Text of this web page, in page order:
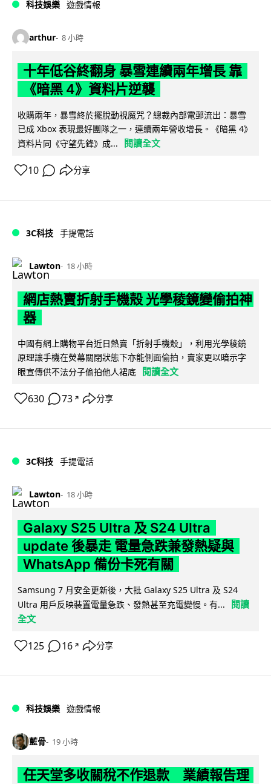
科技娛樂 遊戲情報
arthur 8 小時
十年低谷終翻身 暴雪連續兩年增長 靠
《暗黑 4》資料片逆襲
收購兩年，暴雪終於擺脫動視魔咒？總裁內部電郵流出：暴雪
已成 Xbox 表現最好團隊之一，連續兩年營收增長。《暗黑 4》
資料片同《守望先鋒》成...
閱讀全文
10 分享
3C科技 手提電話
Lawton 18 小時
網店熱賣折射手機殼 光學稜鏡變偷拍神
器
中國有網上購物平台近日熱賣「折射手機殼」，利用光學稜鏡
原理讓手機在熒幕關閉狀態下亦能側面偷拍，賣家更以暗示字
眼宣傳供不法分子偷拍他人裙底 閱讀全文
630 73 ↗ 分享
3C科技 手提電話
Lawton 18 小時
Galaxy S25 Ultra 及 S24 Ultra
update 後暴走 電量急跌兼發熱疑與
WhatsApp 備份卡死有關
Samsung 7 月安全更新後，大批 Galaxy S25 Ultra 及 S24
Ultra 用戶反映裝置電量急跌、發熱甚至充電變慢。有...
閱讀
全文
125 16 ↗ 分享
科技娛樂 遊戲情報
藍骨 19 小時
任天堂多收關稅不作退款 業績報告理